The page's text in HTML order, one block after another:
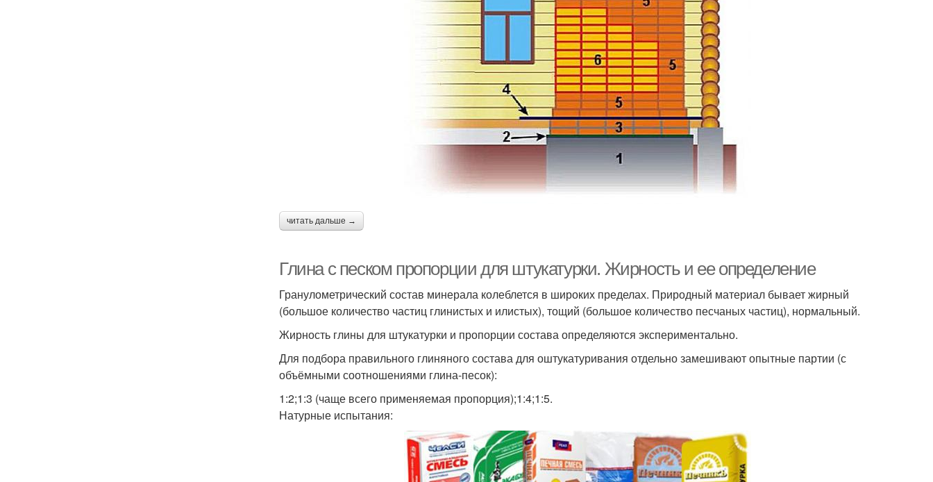
читать дальше →
Глина с песком пропорции для штукатурки. Жирность и ее определение
Гранулометрический состав минерала колеблется в широких пределах. Природный материал бывает жирный
(большое количество частиц глинистых и илистых), тощий (большое количество песчаных частиц), нормальный.
Жирность глины для штукатурки и пропорции состава определяются экспериментально.
Для подбора правильного глиняного состава для оштукатуривания отдельно замешивают опытные партии (с
объёмными соотношениями глина-песок):
1:2;1:3 (чаще всего применяемая пропорция);1:4;1:5.
Натурные испытания: